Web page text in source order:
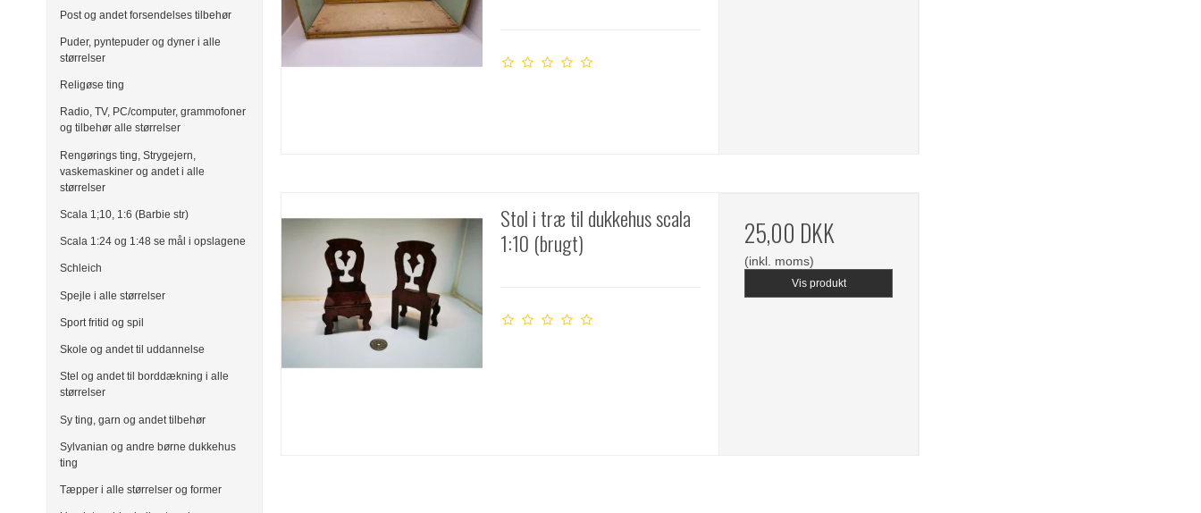
Post og andet forsendelses tilbehør
Puder, pyntepuder og dyner i alle
størrelser
Religøse ting
Radio, TV, PC/computer, grammofoner
og tilbehør alle størrelser
Rengørings ting, Strygejern,
vaskemaskiner og andet i alle
størrelser
Scala 1;10, 1:6 (Barbie str)
Scala 1:24 og 1:48 se mål i opslagene
Schleich
Spejle i alle størrelser
Sport fritid og spil
Skole og andet til uddannelse
Stel og andet til borddækning i alle
størrelser
Sy ting, garn og andet tilbehør
Sylvanian og andre børne dukkehus
ting
Tæpper i alle størrelser og former
Stol i træ til dukkehus scala
1:10 (brugt)
25,00 DKK
(inkl. moms)
Vis produkt